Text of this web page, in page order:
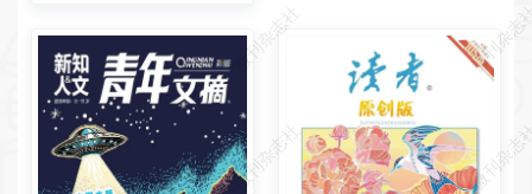
微刊杂志社
微刊杂
微刊杂志社
微刊杂